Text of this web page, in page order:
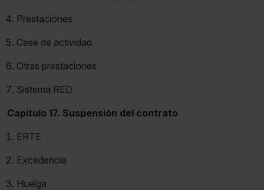
Prestaciones
Cese de actividad
Otras prestaciones
Sistema RED
Capítulo 17. Suspensión del contrato
ERTE
Excedencia
Huelga